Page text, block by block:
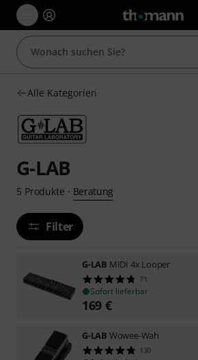
Alle Kategorien
G-LAB
5 Produkte · Beratung
Filter
G-LAB MIDI 4x Looper
71
Sofort lieferbar
169 €
G-LAB Wowee-Wah
130